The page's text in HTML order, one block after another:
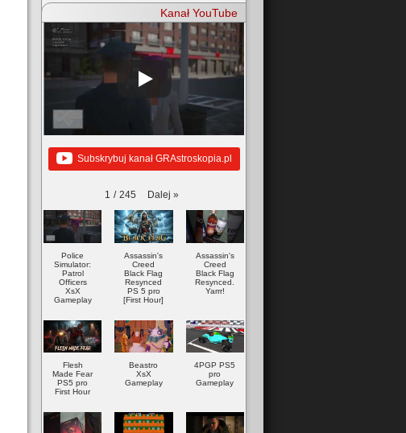
Kanał YouTube
Subskrybuj kanał GRAstroskopia.pl
1 / 245 Dalej »
Police
Simulator:
Patrol
Officers
XsX
Gameplay
Assassin's
Creed
Black Flag
Resynced
PS 5 pro
[First Hour]
Assassin's
Creed
Black Flag
Resynced.
Yarrr!
Flesh
Made Fear
PS5 pro
First Hour
Beastro
XsX
Gameplay
4PGP PS5
pro
Gameplay